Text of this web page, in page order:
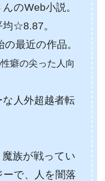
のWeb小説。
☆8.87。
最近の作品。
癖の尖った人向
人外超越者転
族が戦ってい
で、人を闇落